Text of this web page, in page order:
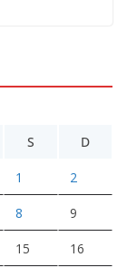
S D
1 2
8 9
15 16